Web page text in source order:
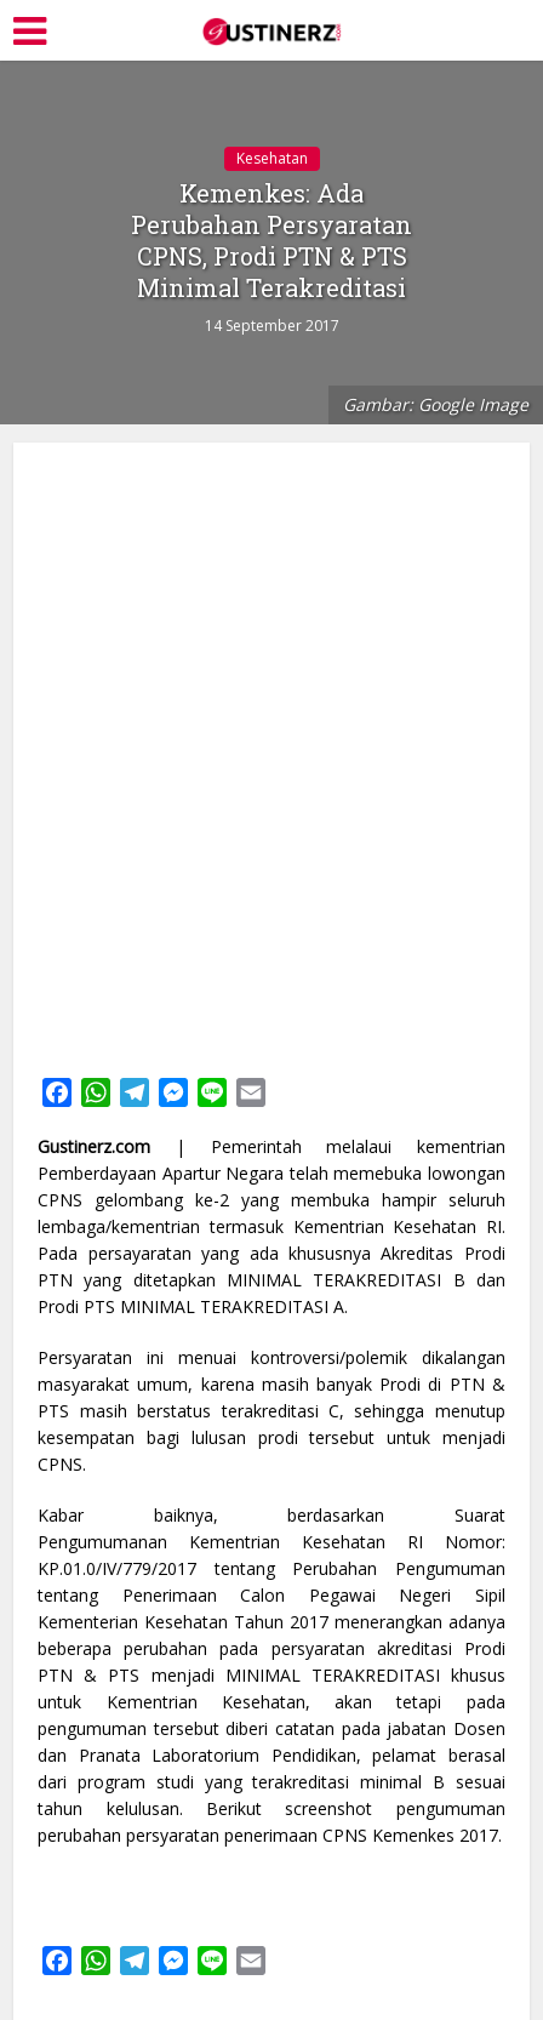
Kesehatan
Kemenkes: Ada
Perubahan Persyaratan
CPNS, Prodi PTN & PTS
Minimal Terakreditasi
14 September 2017
Gambar: Google Image
FacebookWhatsApp
TelegramMessenger
Line
Gustinerz.com | Pemerintah melalaui kementrian
Pemberdayaan Apartur Negara telah memebuka lowongan
CPNS gelombang ke-2 yang membuka hampir seluruh
lembaga/kementrian termasuk Kementrian Kesehatan RI.
Pada persayaratan yang ada khususnya Akreditas Prodi
PTN yang ditetapkan MINIMAL TERAKREDITASI B dan
Prodi PTS MINIMAL TERAKREDITASI A.
Persyaratan ini menuai kontroversi/polemik dikalangan
masyarakat umum, karena masih banyak Prodi di PTN &
PTS masih berstatus terakreditasi C, sehingga menutup
kesempatan bagi lulusan prodi tersebut untuk menjadi
CPNS.
Kabar baiknya, berdasarkan Suarat
Pengumumanan Kementrian Kesehatan RI Nomor:
KP.01.0/IV/779/2017 tentang Perubahan Pengumuman
tentang Penerimaan Calon Pegawai Negeri Sipil
Kementerian Kesehatan Tahun 2017 menerangkan adanya
beberapa perubahan pada persyaratan akreditasi Prodi
PTN & PTS menjadi MINIMAL TERAKREDITASI khusus
untuk Kementrian Kesehatan, akan tetapi pada
pengumuman tersebut diberi catatan pada jabatan Dosen
dan Pranata Laboratorium Pendidikan, pelamat berasal
dari program studi yang terakreditasi minimal B sesuai
tahun kelulusan. Berikut screenshot pengumuman
perubahan persyaratan penerimaan CPNS Kemenkes 2017.
FacebookWhatsApp
TelegramMessenger
Line